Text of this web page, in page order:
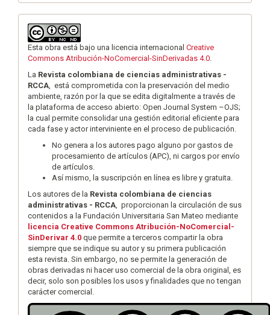
Esta obra está bajo una licencia internacional Creative
Commons Atribución-NoComercial-SinDerivadas 4.0.
La Revista colombiana de ciencias administrativas -
RCCA, está comprometida con la preservación del medio
ambiente, razón por la que se edita digitalmente a través de
la plataforma de acceso abierto: Open Journal System –OJS;
la cual permite consolidar una gestión editorial eﬁciente para
cada fase y actor interviniente en el proceso de publicación.
No genera a los autores pago alguno por gastos de
procesamiento de artículos (APC), ni cargos por envío
de artículos.
Así mismo, la suscripción en línea es libre y gratuita.
Los autores de la Revista colombiana de ciencias
administrativas - RCCA, proporcionan la circulación de sus
contenidos a la Fundación Universitaria San Mateo mediante
licencia Creative Commons Atribución-NoComercial-
SinDerivar 4.0 que permite a terceros compartir la obra
siempre que se indique su autor y su primera publicación
esta revista. Sin embargo, no se permite la generación de
obras derivadas ni hacer uso comercial de la obra original, es
decir, solo son posibles los usos y finalidades que no tengan
carácter comercial.